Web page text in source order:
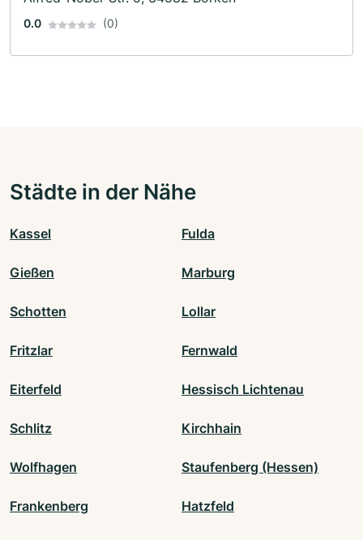
0.0 (0)
Städte in der Nähe
Kassel Fulda
Gießen Marburg
Schotten Lollar
Fritzlar Fernwald
Eiterfeld Hessisch Lichtenau
Schlitz Kirchhain
Wolfhagen Staufenberg (Hessen)
Frankenberg Hatzfeld